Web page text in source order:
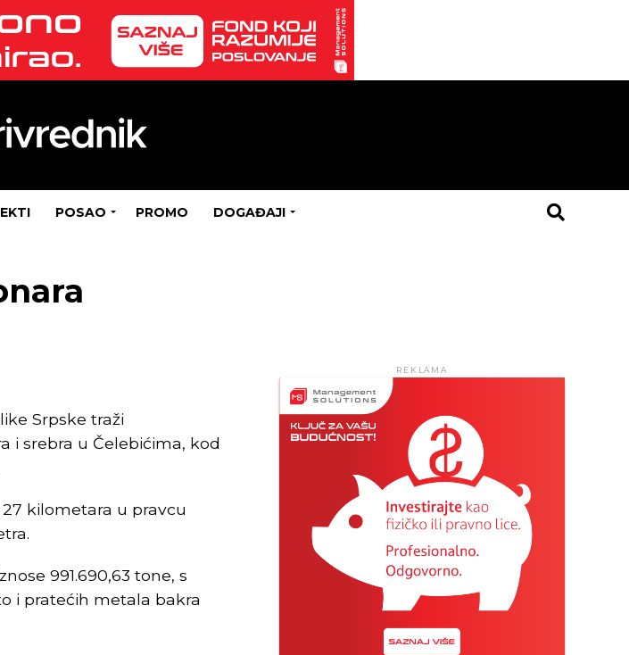
POSAO PROMO DOGAĐAJI
Srpske traži
i srebra u Čelebićima, kod
kilometara u pravcu
991.690,63 tone, s
i pratećih metala bakra
REKLAMA